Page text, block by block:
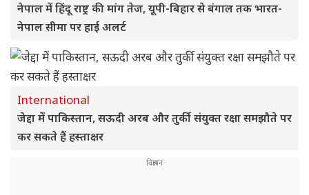
नेपाल में हिंदू राष्ट्र की मांग तेज, यूपी-बिहार से बंगाल तक भारत-
नेपाल सीमा पर हाई अलर्ट
International
जेद्दा में पाकिस्तान, सऊदी अरब और तुर्की संयुक्त रक्षा समझौते पर
कर सकते हैं हस्ताक्षर